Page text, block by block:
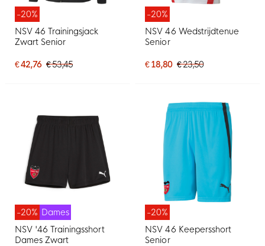
-20%
NSV 46 Trainingsjack
Zwart Senior
€ 42,76 € 53,45
-20%
NSV 46 Wedstrijdtenue
Senior
€ 18,80 € 23,50
-20% Dames
NSV '46 Trainingsshort
Dames Zwart
-20%
NSV 46 Keepersshort
Senior